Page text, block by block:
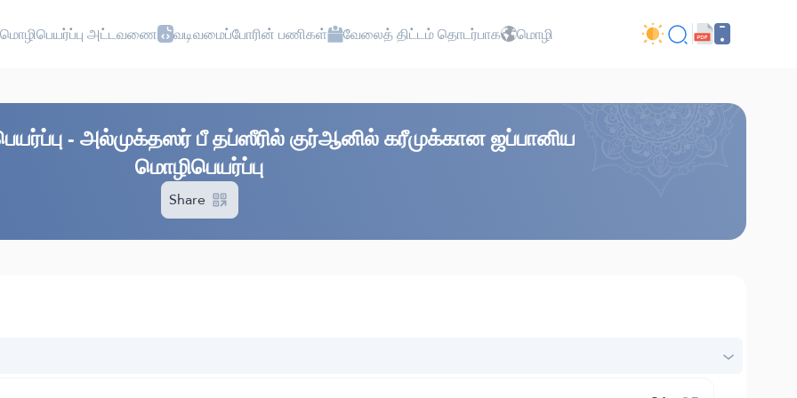
மொழிபெயர்ப்பு அட்டவணை வடிவமைப்போரின் பணிகள் வேலைத் திட்டம் தொடர்பாக மொழி
- அல்முக்தஸர் பீ தப்ஸீரில் குர்ஆனில் கரீமுக்கான ஜப்பானிய
மொழிபெயர்ப்பு
Share